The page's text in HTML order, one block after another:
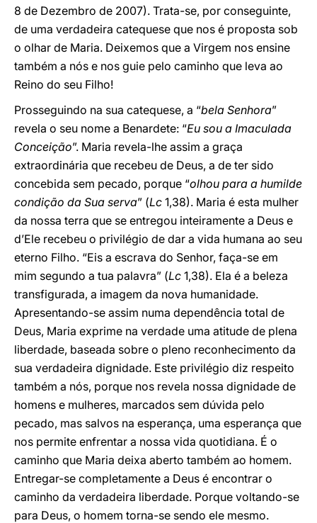
8 de Dezembro de 2007). Trata-se, por conseguinte,
de uma verdadeira catequese que nos é proposta sob
o olhar de Maria. Deixemos que a Virgem nos ensine
também a nós e nos guie pelo caminho que leva ao
Reino do seu Filho!
Prosseguindo na sua catequese, a “bela Senhora”
revela o seu nome a Benardete: “Eu sou a Imaculada
Conceição”. Maria revela-lhe assim a graça
extraordinária que recebeu de Deus, a de ter sido
concebida sem pecado, porque “olhou para a humilde
condição da Sua serva” (Lc 1,38). Maria é esta mulher
da nossa terra que se entregou inteiramente a Deus e
d’Ele recebeu o privilégio de dar a vida humana ao seu
eterno Filho. “Eis a escrava do Senhor, faça-se em
mim segundo a tua palavra” (Lc 1,38). Ela é a beleza
transfigurada, a imagem da nova humanidade.
Apresentando-se assim numa dependência total de
Deus, Maria exprime na verdade uma atitude de plena
liberdade, baseada sobre o pleno reconhecimento da
sua verdadeira dignidade. Este privilégio diz respeito
também a nós, porque nos revela nossa dignidade de
homens e mulheres, marcados sem dúvida pelo
pecado, mas salvos na esperança, uma esperança que
nos permite enfrentar a nossa vida quotidiana. É o
caminho que Maria deixa aberto também ao homem.
Entregar-se completamente a Deus é encontrar o
caminho da verdadeira liberdade. Porque voltando-se
para Deus, o homem torna-se sendo ele mesmo.